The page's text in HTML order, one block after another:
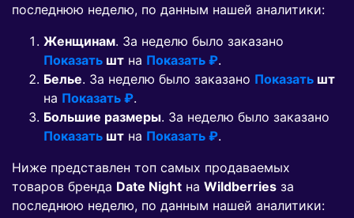
последнюю неделю, по данным нашей аналитики:
Женщинам. За неделю было заказано
Показать шт на Показать ₽.
Белье. За неделю было заказано Показать шт
на Показать ₽.
Большие размеры. За неделю было заказано
Показать шт на Показать ₽.
Ниже представлен топ самых продаваемых
товаров бренда Date Night на Wildberries за
последнюю неделю, по данным нашей аналитики: